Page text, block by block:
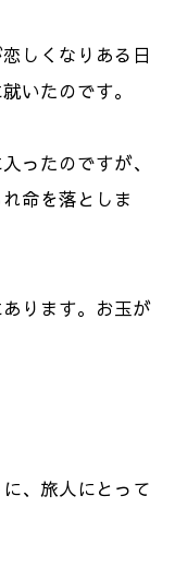
しくなりある日
いたのです。
ったのですが、
命を落としま
ります。お玉が
、旅人にとって